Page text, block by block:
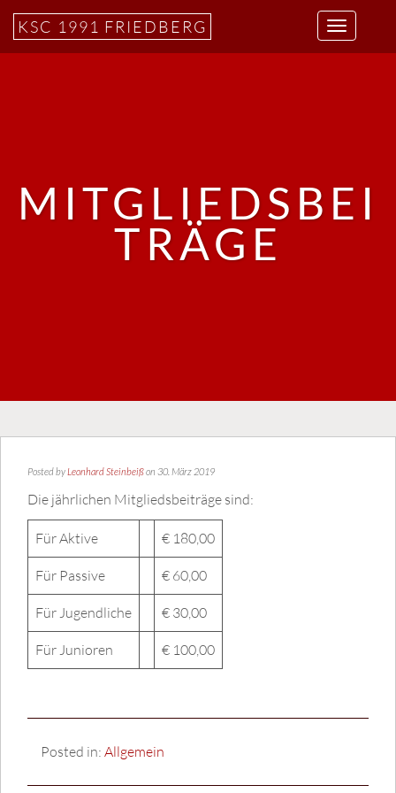
KSC 1991 FRIEDBERG
MITGLIEDSBEI
TRÄGE
Posted byLeonhard Steinbeißon 30. März 2019
Die jährlichen Mitgliedsbeiträge sind:
Für Aktive € 180,00
Für Passive € 60,00
Für Jugendliche € 30,00
Für Junioren € 100,00
Posted in: Allgemein